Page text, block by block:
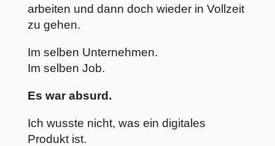
arbeiten und dann doch wieder in Vollzeit
zu gehen.
Im selben Unternehmen.
Im selben Job.
Es war absurd.
Ich wusste nicht, was ein digitales
Produkt ist.